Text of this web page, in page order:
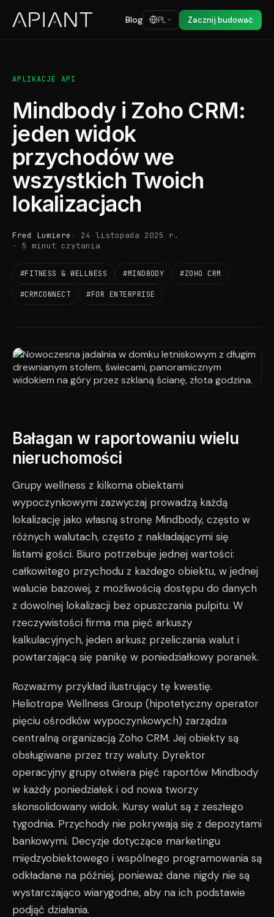
Blog PL Zacznij budować
APLIKACJE API
Mindbody i Zoho CRM:
jeden widok
przychodów we
wszystkich Twoich
lokalizacjach
Fred Lumiere
24 listopada 2025 r.
5 minut czytania
#FITNESS & WELLNESS #MINDBODY #ZOHO CRM
#CRMCONNECT #FOR ENTERPRISE
Bałagan w raportowaniu wielu
nieruchomości
Grupy wellness z kilkoma obiektami
wypoczynkowymi zazwyczaj prowadzą każdą
lokalizację jako własną stronę Mindbody, często w
różnych walutach, często z nakładającymi się
listami gości. Biuro potrzebuje jednej wartości:
całkowitego przychodu z każdego obiektu, w jednej
walucie bazowej, z możliwością dostępu do danych
z dowolnej lokalizacji bez opuszczania pulpitu. W
rzeczywistości firma ma pięć arkuszy
kalkulacyjnych, jeden arkusz przeliczania walut i
powtarzającą się panikę w poniedziałkowy poranek.
Rozważmy przykład ilustrujący tę kwestię.
Heliotrope Wellness Group (hipotetyczny operator
pięciu ośrodków wypoczynkowych) zarządza
centralną organizacją Zoho CRM. Jej obiekty są
obsługiwane przez trzy waluty. Dyrektor
operacyjny grupy otwiera pięć raportów Mindbody
w każdy poniedziałek i od nowa tworzy
skonsolidowany widok. Kursy walut są z zeszłego
tygodnia. Przychody nie pokrywają się z depozytami
bankowymi. Decyzje dotyczące marketingu
międzyobiektowego i wspólnego programowania są
odkładane na później, ponieważ dane nigdy nie są
wystarczająco wiarygodne, aby na ich podstawie
podjąć działania.